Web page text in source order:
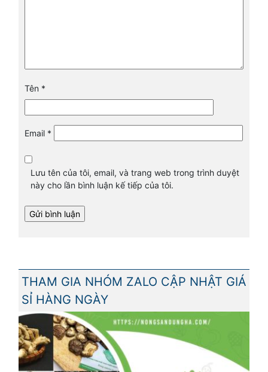
Tên *
Email *
Lưu tên của tôi, email, và trang web trong trình duyệt
này cho lần bình luận kế tiếp của tôi.
THAM GIA NHÓM ZALO CẬP NHẬT GIÁ
SỈ HÀNG NGÀY